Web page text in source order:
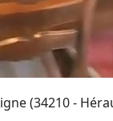
(34210 -